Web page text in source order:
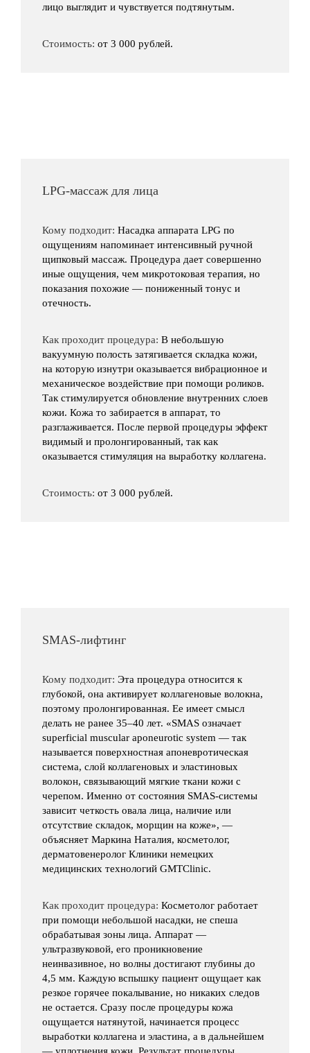
лицо выглядит и чувствуется подтянутым.
Стоимость: от 3 000 рублей.
LPG-массаж для лица
Кому подходит: Насадка аппарата LPG по
ощущениям напоминает интенсивный ручной
щипковый массаж. Процедура дает совершенно
иные ощущения, чем микротоковая терапия, но
показания похожие — пониженный тонус и
отечность.
Как проходит процедура: В небольшую
вакуумную полость затягивается складка кожи,
на которую изнутри оказывается вибрационное и
механическое воздействие при помощи роликов.
Так стимулируется обновление внутренних слоев
кожи. Кожа то забирается в аппарат, то
разглаживается. После первой процедуры эффект
видимый и пролонгированный, так как
оказывается стимуляция на выработку коллагена.
Стоимость: от 3 000 рублей.
SMAS-лифтинг
Кому подходит: Эта процедура относится к
глубокой, она активирует коллагеновые волокна,
поэтому пролонгированная. Ее имеет смысл
делать не ранее 35–40 лет. «SMAS означает
superficial muscular aponeurotic system — так
называется поверхностная апоневротическая
система, слой коллагеновых и эластиновых
волокон, связывающий мягкие ткани кожи с
черепом. Именно от состояния SMAS-системы
зависит четкость овала лица, наличие или
отсутствие складок, морщин на коже», —
объясняет Маркина Наталия, косметолог,
дерматовенеролог Клиники немецких
медицинских технологий GMTClinic.
Как проходит процедура: Косметолог работает
при помощи небольшой насадки, не спеша
обрабатывая зоны лица. Аппарат —
ультразвуковой, его проникновение
неинвазивное, но волны достигают глубины до
4,5 мм. Каждую вспышку пациент ощущает как
резкое горячее покалывание, но никаких следов
не остается. Сразу после процедуры кожа
ощущается натянутой, начинается процесс
выработки коллагена и эластина, а в дальнейшем
— уплотнения кожи. Результат процедуры